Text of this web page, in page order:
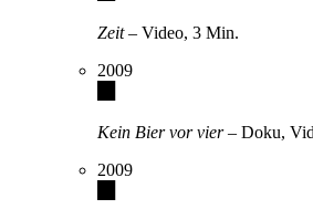
Zeit– Video, 3 Min.
2009
Kein Bier vor vier– Doku,
2009